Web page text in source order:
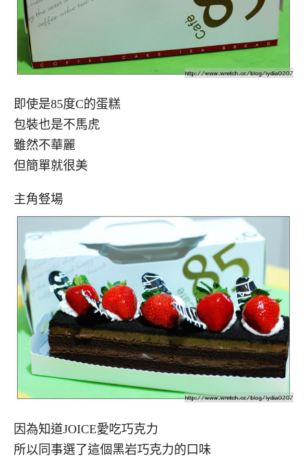
即使是85度C的蛋糕
包裝也是不馬虎
雖然不華麗
但簡單就很美
主角豋場
因為知道JOICE愛吃巧克力
所以同事選了這個黑岩巧克力的口味